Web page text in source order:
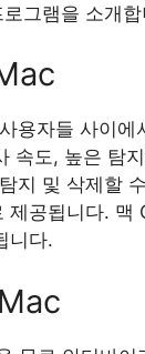
그램을 소개
자들 사이에
속도, 높은 탐
지 및 삭제할
제공됩니다.
니다.